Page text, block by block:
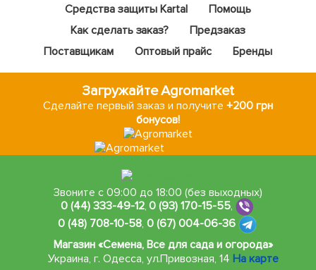
Средства защиты Kartal
Помощь
Как сделать заказ?
Предзаказ
Поставщикам
Оптовый прайс Бренды
Загружайте Agromarket
Сделайте первый заказ и получите +200 грн
бонусов!
Звоните с 09:00 до 18:00 (без выходных)
0 (44) 333-49-12,0 (93) 170-15-55,
0 (48) 708-10-58, 0 (67) 004-06-36
Магазин «Семена, Все для сада и огорода»
Украина, г. Одесса, ул.Привозная, 14 На карте